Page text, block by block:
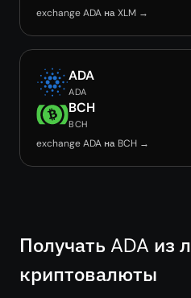
exchange ADA на XLM →
ADA
ADA
BCH
BCH
exchange ADA на BCH →
Получать ADA из
криптовалюты